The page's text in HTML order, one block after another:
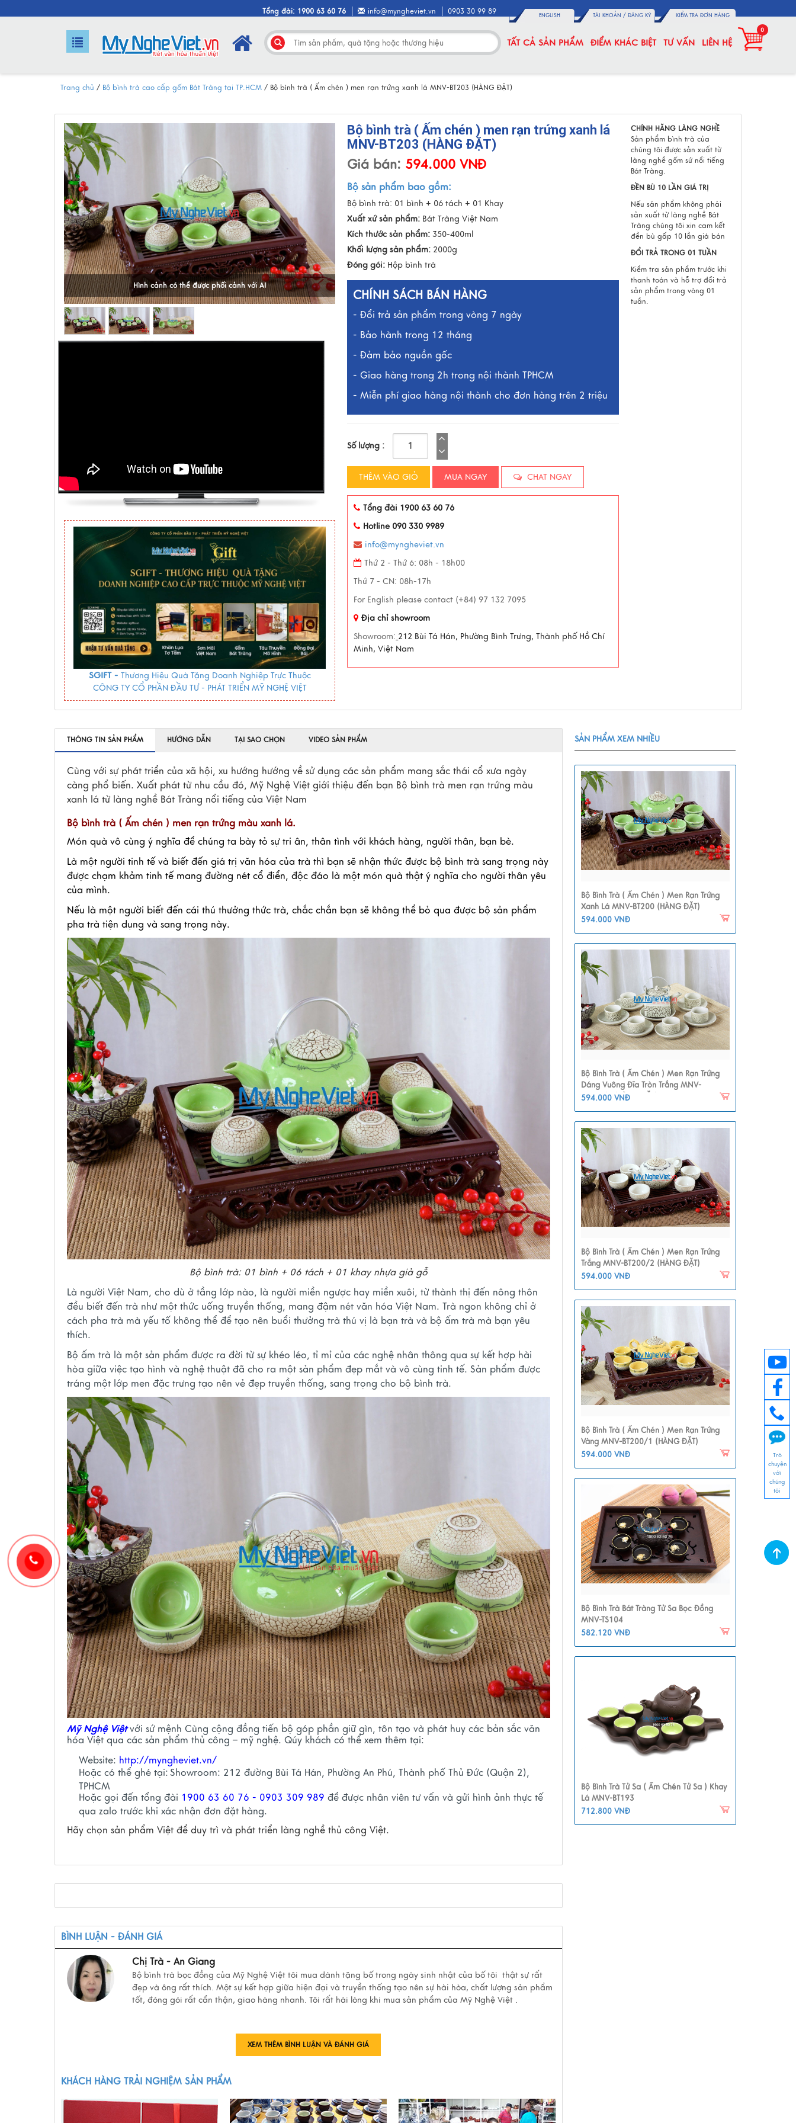
Tổng đài: 1900 63 60 76 info@myngheviet.vn 0903 30 99 89 ENGLISH TÀI KHOẢN / ĐĂNG KÝ KIỂM TRA ĐƠN HÀNG
TẤT CẢ SẢN PHẨM ĐIỂM KHÁC BIỆT TƯ VẤN LIÊN HỆ
0
Trang chủ / Bộ bình trà cao cấp gốm Bát Tràng tại TP.HCM / Bộ bình trà ( Ấm chén ) men rạn trứng xanh lá MNV-BT203 (HÀNG ĐẶT)
Hình cảnh có thể được phối cảnh với AI
SGIFT - Thương Hiệu Quà Tặng Doanh Nghiệp Trực Thuộc
CÔNG TY CỔ PHẦN ĐẦU TƯ - PHÁT TRIỂN MỸ NGHỆ VIỆT
Bộ bình trà ( Ấm chén ) men rạn trứng xanh lá
MNV-BT203 (HÀNG ĐẶT)
Giá bán: 594.000 VNĐ
Bộ sản phẩm bao gồm:
Bộ bình trà: 01 bình + 06 tách + 01 Khay
Xuất xứ sản phẩm: Bát Tràng Việt Nam
Kích thước sản phẩm: 350-400ml
Khối lượng sản phẩm: 2000g
Đóng gói: Hộp bình trà
CHÍNH SÁCH BÁN HÀNG
- Đổi trả sản phẩm trong vòng 7 ngày
- Bảo hành trong 12 tháng
- Đảm bảo nguồn gốc
- Giao hàng trong 2h trong nội thành TPHCM
- Miễn phí giao hàng nội thành cho đơn hàng trên 2 triệu
Số lượng :
THÊM VÀO GIỎ MUA NGAY CHAT NGAY
Tổng đài 1900 63 60 76
Hotline 090 330 9989
info@myngheviet.vn
Thứ 2 - Thứ 6: 08h - 18h00
Thứ 7 - CN: 08h-17h
For English please contact (+84) 97 132 7095
Địa chỉ showroom
Showroom: 212 Bùi Tá Hán, Phường Bình Trưng, Thành phố Hồ Chí
Minh, Việt Nam
CHÍNH HÃNG LÀNG NGHỀ
Sản phẩm bình trà của
chúng tôi được sản xuất từ
làng nghề gốm sứ nổi tiếng
Bát Tràng.
ĐỀN BÙ 10 LẦN GIÁ TRỊ
Nếu sản phẩm không phải
sản xuất từ làng nghề Bát
Tràng chúng tôi xin cam kết
đền bù gấp 10 lần giá bán
ĐỔI TRẢ TRONG 01 TUẦN
Kiểm tra sản phẩm trước khi
thanh toán và hỗ trợ đổi trả
sản phẩm trong vòng 01
tuần.
THÔNG TIN SẢN PHẨM HƯỚNG DẪN TẠI SAO CHỌN VIDEO SẢN PHẨM
Cùng với sự phát triển của xã hội, xu hướng hướng về sử dụng các sản phẩm mang sắc thái cổ xưa ngày
càng phổ biến. Xuất phát từ nhu cầu đó, Mỹ Nghệ Việt giới thiệu đến bạn Bộ bình trà men rạn trứng màu
xanh lá từ làng nghề Bát Tràng nổi tiếng của Việt Nam
Bộ bình trà ( Ấm chén ) men rạn trứng màu xanh lá.
Món quà vô cùng ý nghĩa để chúng ta bày tỏ sự tri ân, thân tình với khách hàng, người thân, bạn bè.
Là một người tinh tế và biết đến giá trị văn hóa của trà thì bạn sẽ nhận thức được bộ bình trà sang trọng này
được chạm khảm tinh tế mang đường nét cổ điển, độc đáo là một món quà thật ý nghĩa cho người thân yêu
của mình.
Nếu là một người biết đến cái thú thưởng thức trà, chắc chắn bạn sẽ không thể bỏ qua được bộ sản phẩm
pha trà tiện dụng và sang trọng này.
Bộ bình trà: 01 bình + 06 tách + 01 khay nhựa giả gỗ
Là người Việt Nam, cho dù ở tầng lớp nào, là người miền ngược hay miền xuôi, từ thành thị đến nông thôn
đều biết đến trà như một thức uống truyền thống, mang đậm nét văn hóa Việt Nam. Trà ngon không chỉ ở
cách pha trà mà yếu tố không thể để tạo nên buổi thưởng trà thú vị là bạn trà và bộ ấm trà mà bạn yêu
thích.
Bộ ấm trà là một sản phẩm được ra đời từ sự khéo léo, tỉ mỉ của các nghệ nhân thông qua sự kết hợp hài
hòa giữa việc tạo hình và nghệ thuật đã cho ra một sản phẩm đẹp mắt và vô cùng tinh tế. Sản phẩm được
tráng một lớp men đặc trưng tạo nên vẻ đẹp truyền thống, sang trọng cho bộ bình trà.
Mỹ Nghệ Việt với sứ mệnh Cùng cộng đồng tiến bộ góp phần giữ gìn, tôn tạo và phát huy các bản sắc văn
hóa Việt qua các sản phẩm thủ công – mỹ nghệ. Qúy khách có thể xem thêm tại:
Website: http://myngheviet.vn/
Hoặc có thể ghé tại: Showroom: 212 đường Bùi Tá Hán, Phường An Phú, Thành phố Thủ Đức (Quận 2),
TPHCM
Hoặc gọi đến tổng đài 1900 63 60 76 - 0903 309 989 để được nhân viên tư vấn và gửi hình ảnh thực tế
qua zalo trước khi xác nhận đơn đặt hàng.
Hãy chọn sản phẩm Việt để duy trì và phát triển làng nghề thủ công Việt.
BÌNH LUẬN - ĐÁNH GIÁ
Chị Trà - An Giang
Bộ bình trà bọc đồng của Mỹ Nghệ Việt tôi mua dành tặng bố trong ngày sinh nhật của bố tôi thật sự rất
đẹp và ông rất thích. Một sự kết hợp giữa hiện đại và truyền thống tạo nên sự hài hòa, chất lượng sản phẩm
tốt, đóng gói rất cẩn thận, giao hàng nhanh. Tôi rất hài lòng khi mua sản phẩm của Mỹ Nghệ Việt .
XEM THÊM BÌNH LUẬN VÀ ĐÁNH GIÁ
KHÁCH HÀNG TRẢI NGHIỆM SẢN PHẨM
SẢN PHẨM XEM NHIỀU
Bộ Bình Trà ( Ấm Chén ) Men Rạn Trứng
Xanh Lá MNV-BT200 (HÀNG ĐẶT)
594.000 VNĐ
Bộ Bình Trà ( Ấm Chén ) Men Rạn Trứng
Dáng Vuông Đĩa Tròn Trắng MNV-
BT204/2 (HÀNG ĐẶT)
594.000 VNĐ
Bộ Bình Trà ( Ấm Chén ) Men Rạn Trứng
Trắng MNV-BT200/2 (HÀNG ĐẶT)
594.000 VNĐ
Bộ Bình Trà ( Ấm Chén ) Men Rạn Trứng
Vàng MNV-BT200/1 (HÀNG ĐẶT)
594.000 VNĐ
Bộ Bình Trà Bát Tràng Tử Sa Bọc Đồng
MNV-TS104
582.120 VNĐ
Bộ Bình Trà Tử Sa ( Ấm Chén Tử Sa ) Khay
Lá MNV-BT193
712.800 VNĐ
Trò
chuyện
với
chúng
tôi